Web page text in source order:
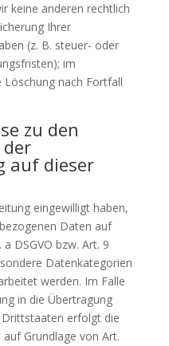
keine anderen rechtlich
Ihrer
(z. B. steuer- oder
im
nach Fortfall
zu den
auf dieser
eingewilligt haben,
Daten auf
DSGVO bzw. Art. 9
Datenkategorien
werden. Im Falle
in die Übertragung
erfolgt die
Grundlage von Art.